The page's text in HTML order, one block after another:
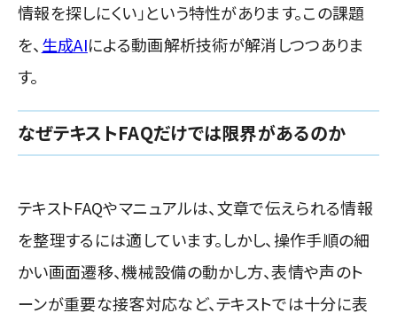
情報を探しにくい」という特性があります。この課題
を、生成AIによる動画解析技術が解消しつつありま
す。
なぜテキストFAQだけでは限界があるのか
テキストFAQやマニュアルは、文章で伝えられる情報
を整理するには適しています。しかし、操作手順の細
かい画面遷移、機械設備の動かし方、表情や声のト
ーンが重要な接客対応など、テキストでは十分に表